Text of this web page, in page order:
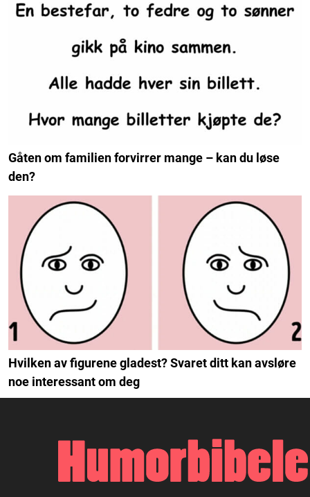
Gåten om familien forvirrer mange – kan du løse
den?
Hvilken av figurene gladest? Svaret ditt kan avsløre
noe interessant om deg